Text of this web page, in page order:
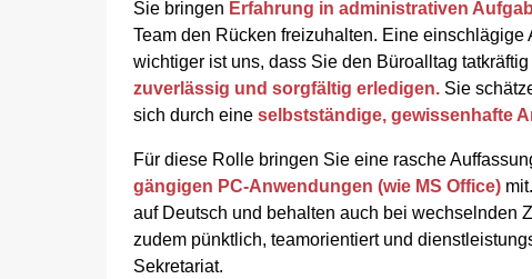
Sie bringen Erfahrung in administrativen
Team den Rücken freizuhalten. Eine einschlägige
wichtiger ist uns, dass Sie den Büroalltag
zuverlässig und sorgfältig erledigen. Sie
sich durch eine selbstständige, gewissenhafte
Für diese Rolle bringen Sie eine rasche
gängigen PC-Anwendungen (wie MS Office)
auf Deutsch und behalten auch bei wechselnden
zudem pünktlich, teamorientiert und
Sekretariat.